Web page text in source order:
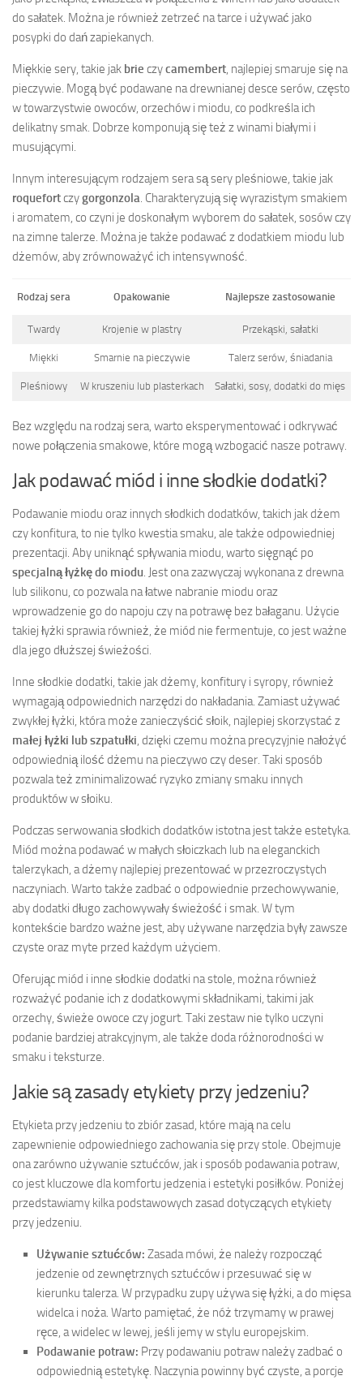
do sałatek. Można je również zetrzeć na tarce i używać jako
posypki do dań zapiekanych.
Miękkie sery, takie jak brie czycamembert, najlepiej smaruje się na
pieczywie. Mogą być podawane na drewnianej desce serów, często
w towarzystwie owoców, orzechów i miodu, co podkreśla ich
delikatny smak. Dobrze komponują się też z winami białymi i
musującymi.
Innym interesującym rodzajem sera są sery pleśniowe, takie jak
roquefortczygorgonzola. Charakteryzują się wyrazistym smakiem
i aromatem, co czyni je doskonałym wyborem do sałatek, sosów czy
na zimne talerze. Można je także podawać z dodatkiem miodu lub
dżemów, aby zrównoważyć ich intensywność.
Rodzaj sera Opakowanie Najlepsze zastosowanie
Twardy Krojenie w plastry Przekąski, sałatki
Miękki Smarnie na pieczywie Talerz serów, śniadania
Pleśniowy W kruszeniu lub plasterkach Sałatki, sosy, dodatki do mięs
Bez względu na rodzaj sera, warto eksperymentować i odkrywać
nowe połączenia smakowe, które mogą wzbogacić nasze potrawy.
Jak podawać miód i inne słodkie dodatki?
Podawanie miodu oraz innych słodkich dodatków, takich jak dżem
czy konfitura, to nie tylko kwestia smaku, ale także odpowiedniej
prezentacji. Aby uniknąć spływania miodu, warto sięgnąć po
specjalną łyżkę do miodu. Jest ona zazwyczaj wykonana z drewna
lub silikonu, co pozwala na łatwe nabranie miodu oraz
wprowadzenie go do napoju czy na potrawę bez bałaganu. Użycie
takiej łyżki sprawia również, że miód nie fermentuje, co jest ważne
dla jego dłuższej świeżości.
Inne słodkie dodatki, takie jak dżemy, konfitury i syropy, również
wymagają odpowiednich narzędzi do nakładania. Zamiast używać
zwykłej łyżki, która może zanieczyścić słoik, najlepiej skorzystać z
małej łyżki lub szpatułki, dzięki czemu można precyzyjnie nałożyć
odpowiednią ilość dżemu na pieczywo czy deser. Taki sposób
pozwala też zminimalizować ryzyko zmiany smaku innych
produktów w słoiku.
Podczas serwowania słodkich dodatków istotna jest także estetyka.
Miód można podawać w małych słoiczkach lub na eleganckich
talerzykach, a dżemy najlepiej prezentować w przezroczystych
naczyniach. Warto także zadbać o odpowiednie przechowywanie,
aby dodatki długo zachowywały świeżość i smak. W tym
kontekście bardzo ważne jest, aby używane narzędzia były zawsze
czyste oraz myte przed każdym użyciem.
Oferując miód i inne słodkie dodatki na stole, można również
rozważyć podanie ich z dodatkowymi składnikami, takimi jak
orzechy, świeże owoce czy jogurt. Taki zestaw nie tylko uczyni
podanie bardziej atrakcyjnym, ale także doda różnorodności w
smaku i teksturze.
Jakie są zasady etykiety przy jedzeniu?
Etykieta przy jedzeniu to zbiór zasad, które mają na celu
zapewnienie odpowiedniego zachowania się przy stole. Obejmuje
ona zarówno używanie sztućców, jak i sposób podawania potraw,
co jest kluczowe dla komfortu jedzenia i estetyki posiłków. Poniżej
przedstawiamy kilka podstawowych zasad dotyczących etykiety
przy jedzeniu.
Używanie sztućców: Zasada mówi, że należy rozpocząć
jedzenie od zewnętrznych sztućców i przesuwać się w
kierunku talerza. W przypadku zupy używa się łyżki, a do mięsa
widelca i noża. Warto pamiętać, że nóż trzymamy w prawej
ręce, a widelec w lewej, jeśli jemy w stylu europejskim.
Podawanie potraw: Przy podawaniu potraw należy zadbać o
odpowiednią estetykę. Naczynia powinny być czyste, a porcje